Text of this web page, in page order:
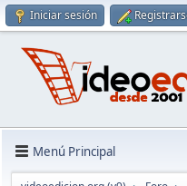
Iniciar sesión
Menú Principal